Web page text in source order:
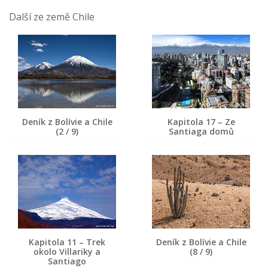
Další ze země Chile
Deník z Bolívie a Chile
(2 / 9)
Kapitola 17 – Ze
Santiaga domů
Kapitola 11 – Trek
okolo Villariky a
Santiago
Deník z Bolívie a Chile
(8 / 9)